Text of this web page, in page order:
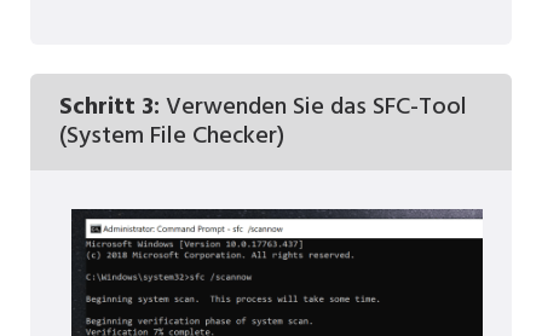
Schritt 3:Verwenden Sie das SFC-Tool
(System File Checker)